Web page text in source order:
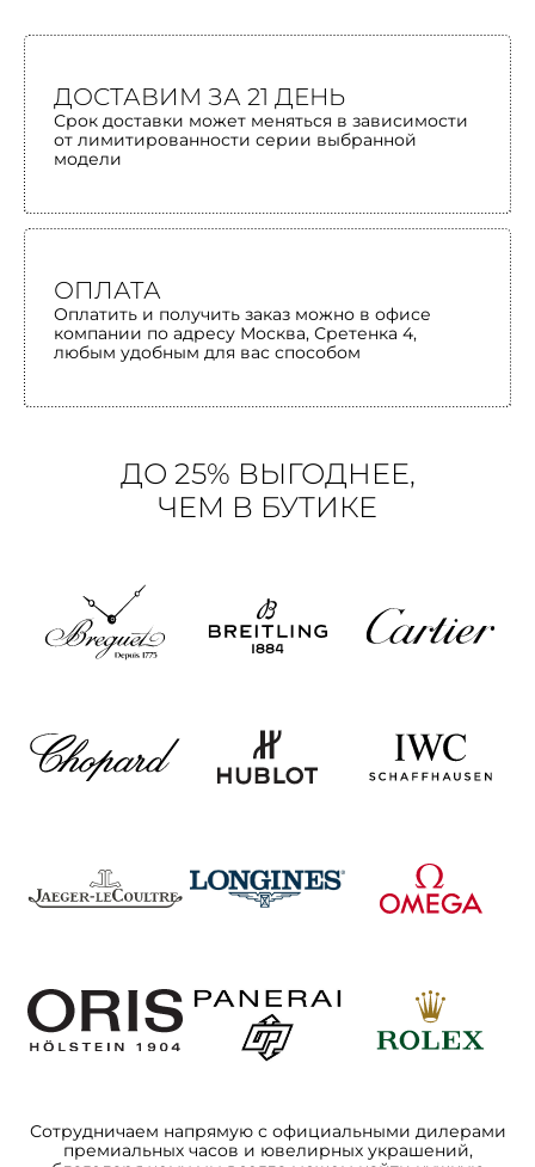
ДОСТАВИМ ЗА 21 ДЕНЬ
Срок доставки может меняться в зависимости
от лимитированности серии выбранной
модели
ОПЛАТА
Оплатить и получить заказ можно в офисе
компании по адресу Москва, Сретенка 4,
любым удобным для вас способом
ДО 25% ВЫГОДНЕЕ,
ЧЕМ В БУТИКЕ
Сотрудничаем напрямую с официальными дилерами
премиальных часов и ювелирных украшений,